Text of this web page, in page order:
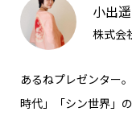
小出
株式会
あるねプレゼンター
時代」「シン世界」